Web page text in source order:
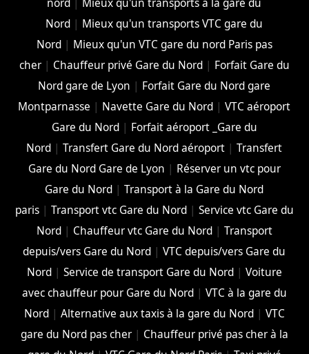
nord
Mieux qu'un transports à la gare du
Nord | Mieux qu'un transports VTC gare du
Nord| Mieux qu'un VTC gare du nord Paris pas
cher| Chauffeur privé Gare du Nord| Forfait Gare du
Nord gare de Lyon | Forfait Gare du Nord gare
Montparnasse | Navette Gare du Nord |VTC aéroport
Gare du Nord| Forfait aéroport _Gare du
Nord |Transfert Gare du Nord aéroport |Transfert
Gare du Nord Gare de Lyon | Réserver un vtc pour
Gare du Nord |Transport à la Gare du Nord
paris| Transport vtc Gare du Nord| Service vtc Gare du
Nord| Chauffeur vtc Gare du Nord| Transport
depuis/vers Gare du Nord |VTC depuis/vers Gare du
Nord| Service de transport Gare du Nord| Voiture
avec chauffeur pour Gare du Nord| VTC à la gare du
Nord| Alternative aux taxis à la gare du Nord| VTC
gare du Nord pas cher| Chauffeur privé pas cher à la